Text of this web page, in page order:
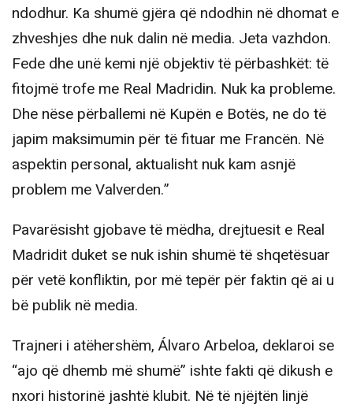
ndodhur. Ka shumë gjëra që ndodhin në dhomat e
zhveshjes dhe nuk dalin në media. Jeta vazhdon.
Fede dhe unë kemi një objektiv të përbashkët: të
fitojmë trofe me Real Madridin. Nuk ka probleme.
Dhe nëse përballemi në Kupën e Botës, ne do të
japim maksimumin për të fituar me Francën. Në
aspektin personal, aktualisht nuk kam asnjë
problem me Valverden.”
Pavarësisht gjobave të mëdha, drejtuesit e Real
Madridit duket se nuk ishin shumë të shqetësuar
për vetë konfliktin, por më tepër për faktin që ai u
bë publik në media.
Trajneri i atëhershëm, Álvaro Arbeloa, deklaroi se
“ajo që dhemb më shumë” ishte fakti që dikush e
nxori historinë jashtë klubit. Në të njëjtën linjë